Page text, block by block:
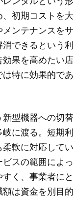
初期コストを大
ンテナンスをサ
できるという利
果を高めたい店
特に効果的であ
型機器への切替
に渡る。短期利
軟に対応してい
スの範囲によっ
く、事業者にと
は資金を別目的